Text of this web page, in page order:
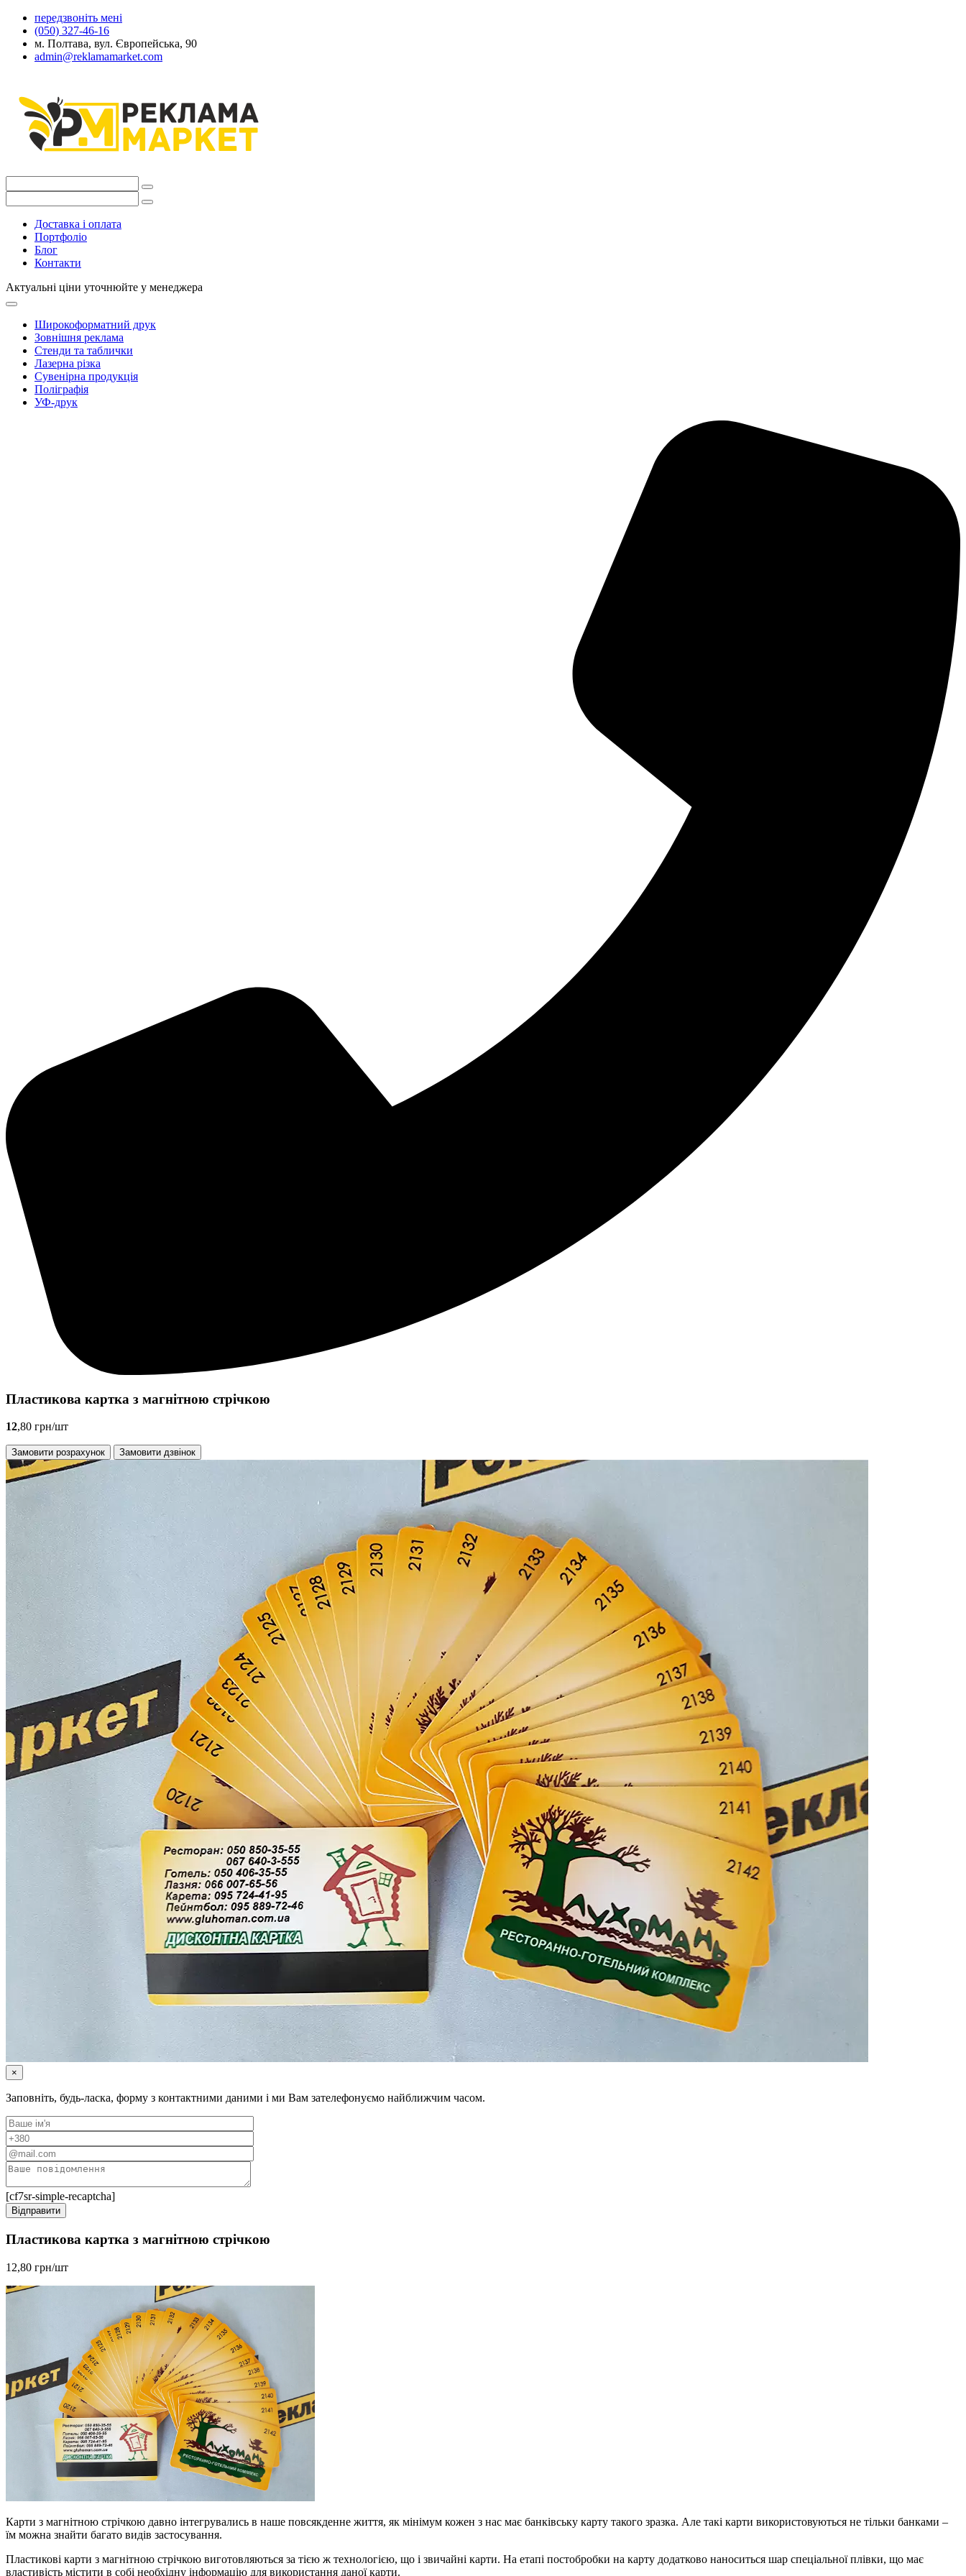
передзвоніть мені
(050) 327-46-16
м. Полтава, вул. Європейська, 90
admin@reklamamarket.com
Доставка і оплата
Портфоліо
Блог
Контакти
Актуальні ціни уточнюйте у менеджера
Широкоформатний друк
Зовнішня реклама
Стенди та таблички
Лазерна різка
Сувенірна продукція
Поліграфія
УФ-друк
Пластикова картка з магнітною стрічкою
12,80 грн/шт
Замовити розрахунок Замовити дзвінок
×
Заповніть, будь-ласка, форму з контактними даними і ми Вам зателефонуємо найближчим часом.
[cf7sr-simple-recaptcha]
Пластикова картка з магнітною стрічкою
12,80 грн/шт
Карти з магнітною стрічкою давно інтегрувались в наше повсякденне життя, як мінімум кожен з нас має банківську карту такого зразка. Але такі карти використовуються не тільки банками –
їм можна знайти багато видів застосування.
Пластикові карти з магнітною стрічкою виготовляються за тією ж технологією, що і звичайні карти. На етапі постобробки на карту додатково наноситься шар спеціальної плівки, що має
властивість містити в собі необхідну інформацію для використання даної карти.